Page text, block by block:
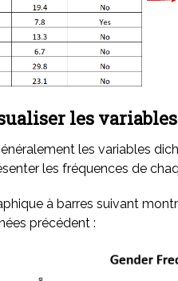
les
les variables
les fréquences de
à barres suivant
précédent :